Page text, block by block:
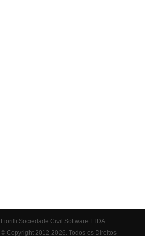
Fiorilli Sociedade Civil Software LTDA
© Copyright 2012-2026. Todos os Direitos